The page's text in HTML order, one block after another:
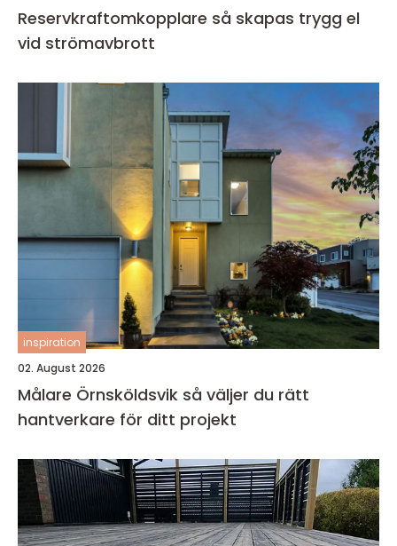
Reservkraftomkopplare så skapas trygg el
vid strömavbrott
inspiration
02. August 2026
Målare Örnsköldsvik så väljer du rätt
hantverkare för ditt projekt